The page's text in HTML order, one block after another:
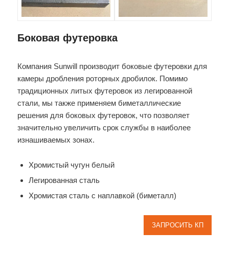
Боковая футеровка
Компания Sunwill производит боковые футеровки для
камеры дробления роторных дробилок. Помимо
традиционных литых футеровок из легированной
стали, мы также применяем биметаллические
решения для боковых футеровок, что позволяет
значительно увеличить срок службы в наиболее
изнашиваемых зонах.
Хромистый чугун белый
Легированная сталь
Хромистая сталь с наплавкой (биметалл)
ЗАПРОСИТЬ КП